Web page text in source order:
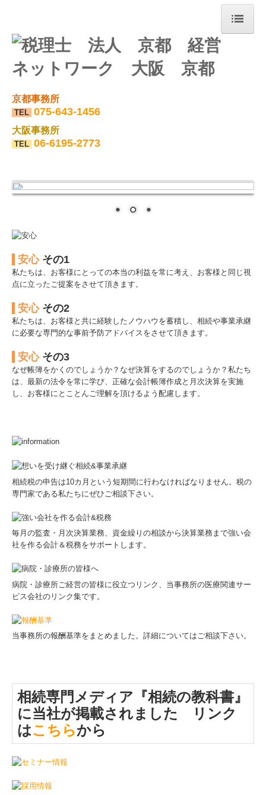
ホーム
会社概要
所長・スタッフのご紹介
業務案内
セカンドオピニオン
令和8年9月開催相続セミナー
無料税務相談会
京都事務所
TEL 075-643-1456
大阪事務所
TEL 06-6195-2773
安心 その1
私たちは、お客様にとっての本当の利益を常に考え、お客様と同じ視
点に立ったご提案をさせて頂きます。
安心 その2
私たちは、お客様と共に経験したノウハウを蓄積し、相続や事業承継
に必要な専門的な事前予防アドバイスをさせて頂きます。
安心 その3
なぜ帳簿をかくのでしょうか？なぜ決算をするのでしょうか？私たち
は、最新の法令を常に学び、正確な会計帳簿作成と月次決算を実施
し、お客様にとことんご理解を頂けるよう配慮します。
相続税の申告は10カ月という短期間に行わなければなりません。税の
専門家である私たちにぜひご相談下さい。
毎月の監査・月次決算業務、資金繰りの相談から決算業務まで強い会
社を作る会計＆税務をサポートします。
病院・診療所ご経営の皆様に役立つリンク、当事務所の医療関連サー
ビス会社のリンク集です。
当事務所の報酬基準をまとめました。詳細についてはご相談下さい。
相続専門メディア『相続の教科書』
に当社が掲載されました リンク
はこちらから